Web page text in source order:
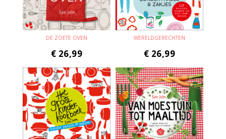
DE ZOETE OVEN
€ 26,99
WERELDGERECHTEN
€ 26,99